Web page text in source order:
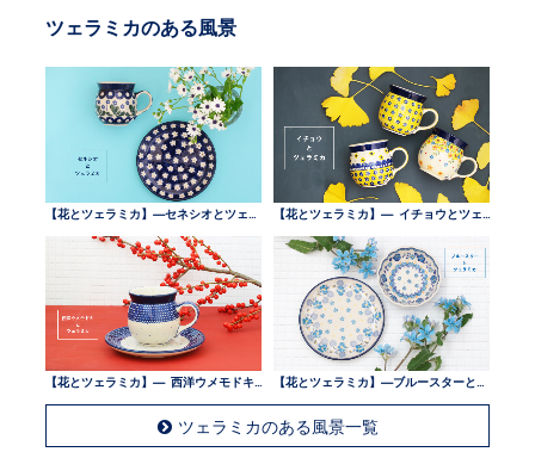
ツェラミカのある風景
ツェラミカのある風景一覧